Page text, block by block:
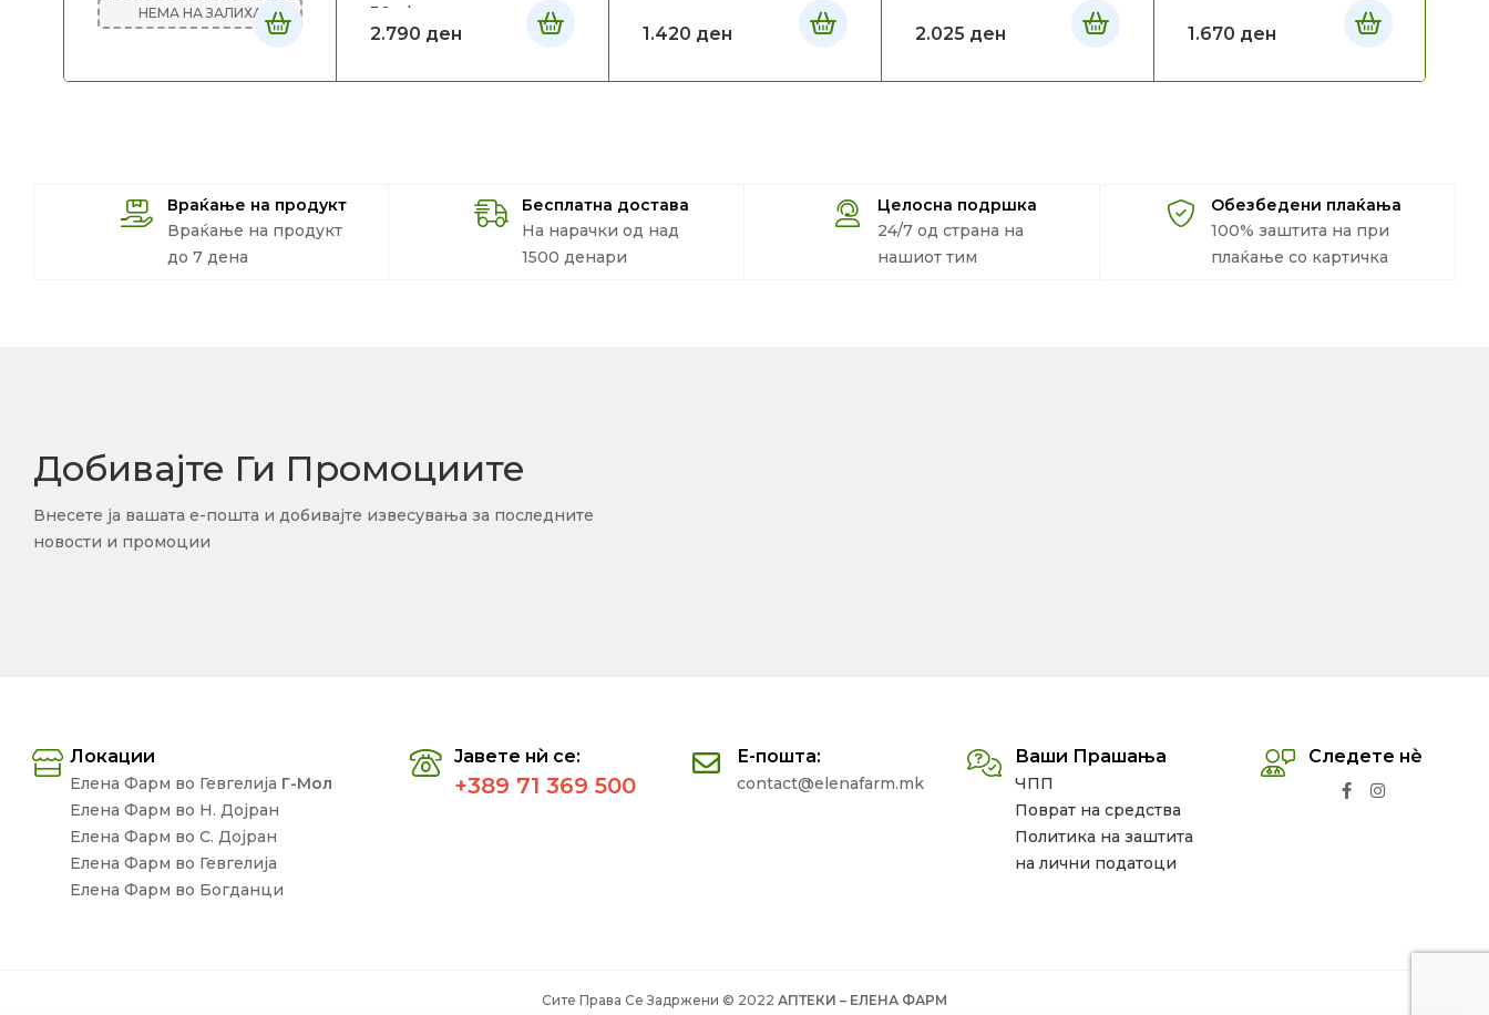
НЕМА НА ЗАЛИХА
30ml
2.790 ден 1.420 ден 2.025 ден 1.670 ден
Враќање на продукт
Враќање на продукт
до 7 дена
Бесплатна достава
На нарачки од над
1500 денари
Целосна подршка
24/7 од страна на
нашиот тим
Обезбедени плаќања
100% заштита на при
плаќање со картичка
Добивајте Ги Промоциите
Внесете ја вашата е-пошта и добивајте извесувања за последните
новости и промоции
Локации
Елена Фарм во Гевгелија Г-Мол
Елена Фарм во Н. Дојран
Елена Фарм во С. Дојран
Елена Фарм во Гевгелија
Елена Фарм во Богданци
Јавете нѝ се:
+389 71 369 500
Е-пошта:
contact@elenafarm.mk
Ваши Прашања
ЧПП
Поврат на средства
Политика на заштита
на лични податоци
Следете нѐ
Сите Права Се Задржени © 2022 АПТЕКИ – ЕЛЕНА ФАРМ